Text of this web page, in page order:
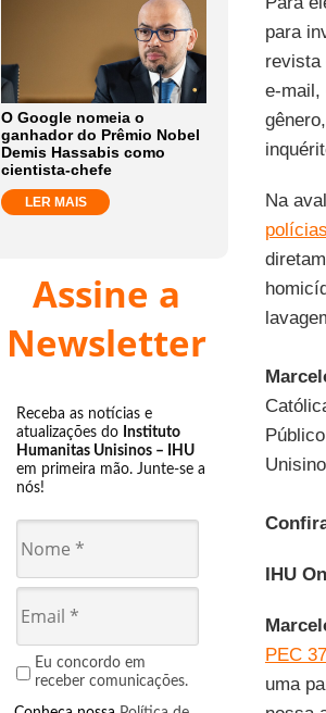
O Google nomeia o
ganhador do Prêmio Nobel
Demis Hassabis como
cientista-chefe
LER MAIS
Assine a
Newsletter
Receba as notícias e
atualizações do Instituto
Humanitas Unisinos – IHU
em primeira mão. Junte-se a
nós!
Eu concordo em
receber comunicações.
para
revista
e-mail,
Na
polícias
IHU
PEC 37
uma